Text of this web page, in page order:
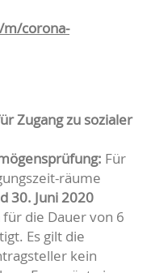
corona-
Zugang zu sozialer
Für
räume
30. Juni 2020
für die Dauer von 6
Es gilt die
kein